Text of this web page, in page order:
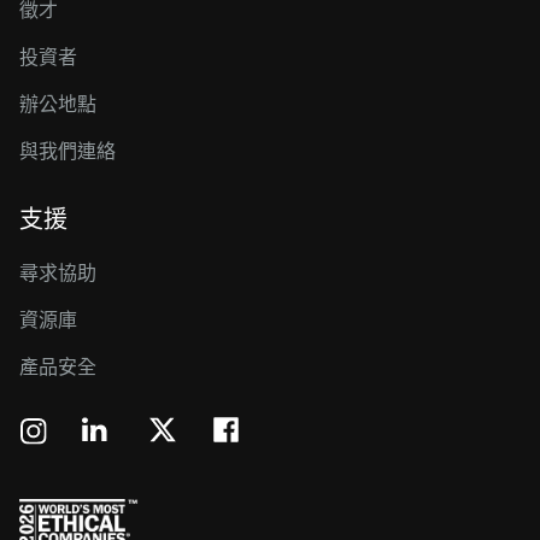
徵才
投資者
辦公地點
與我們連絡
支援
尋求協助
資源庫
產品安全